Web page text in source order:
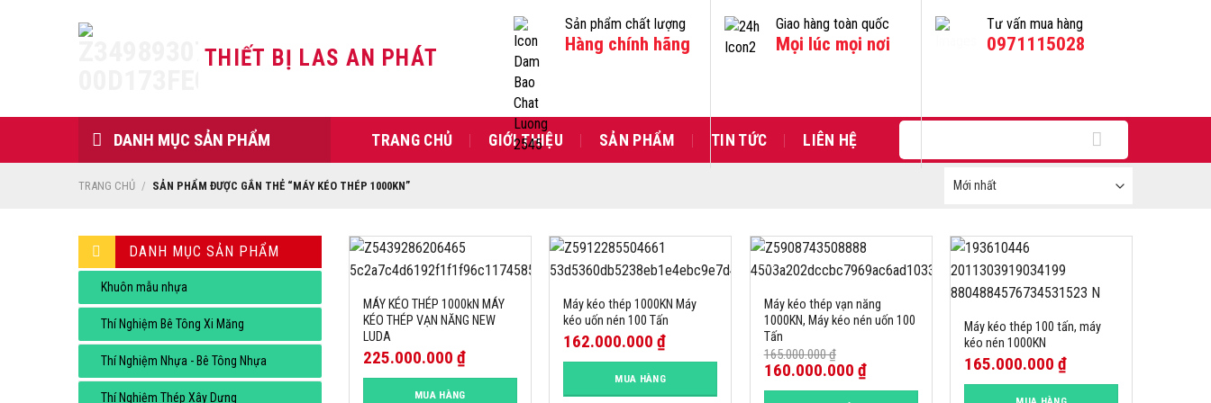
THIẾT BỊ LAS AN PHÁT
Sản phẩm chất lượng
Hàng chính hãng
Giao hàng toàn quốc
Mọi lúc mọi nơi
Tư vấn mua hàng
0971115028
DANH MỤC SẢN PHẨM TRANG CHỦ GIỚI THIỆU SẢN PHẨM TIN TỨC LIÊN HỆ
kiếm:
TRANG CHỦ / SẢN PHẨM ĐƯỢC GẮN THẺ “MÁY KÉO THÉP 1000KN”
DANH MỤC SẢN PHẨM
Khuôn mẫu nhựa
Thí Nghiệm Bê Tông Xi Măng
Thí Nghiệm Nhựa - Bê Tông Nhựa
Thí Nghiệm Thép Xây Dựng
MÁY KÉO THÉP 1000kN MÁY
KÉO THÉP VẠN NĂNG NEW
LUDA
225.000.000 ₫
MUA HÀNG
Máy kéo thép 1000KN Máy
kéo uốn nén 100 Tấn
162.000.000₫
MUA HÀNG
-3%
Máy kéo thép vạn năng
1000KN, Máy kéo nén uốn 100
Tấn
165.000.000₫
160.000.000 ₫
Máy kéo thép 100 tấn, máy
kéo nén 1000KN
165.000.000₫